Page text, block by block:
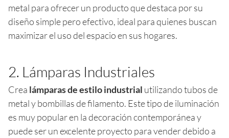
metal para ofrecer un producto que destaca por su
diseño simple pero efectivo, ideal para quienes buscan
maximizar el uso del espacio en sus hogares.
2. Lámparas Industriales
Crea lámparas de estilo industrial utilizando tubos de
metal y bombillas de filamento. Este tipo de iluminación
es muy popular en la decoración contemporánea y
puede ser un excelente proyecto para vender debido a